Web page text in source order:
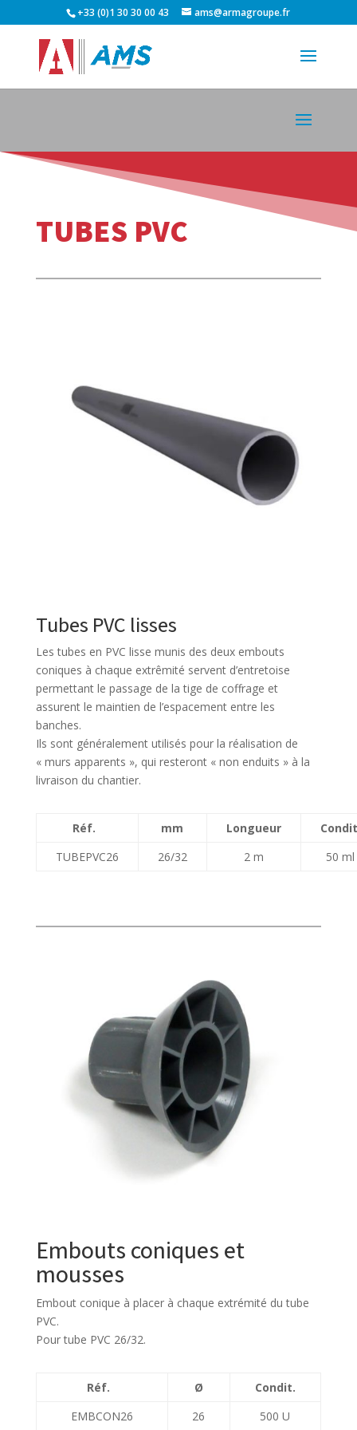
+33 (0)1 30 30 00 43 ams@armagroupe.fr
TUBES PVC
Tubes PVC lisses
Les tubes en PVC lisse munis des deux embouts
coniques à chaque extrêmité servent d’entretoise
permettant le passage de la tige de coffrage et
assurent le maintien de l’espacement entre les
banches.
Ils sont généralement utilisés pour la réalisation de
« murs apparents », qui resteront « non enduits » à la
livraison du chantier.
Réf. mm Longueur
TUBEPVC26
26/32 2 m 50 ml
Embouts coniques et
mousses
Embout conique à placer à chaque extrémité du tube
PVC.
Pour tube PVC 26/32.
Réf. Ø
Condit.
EMBCON26
26 500 U